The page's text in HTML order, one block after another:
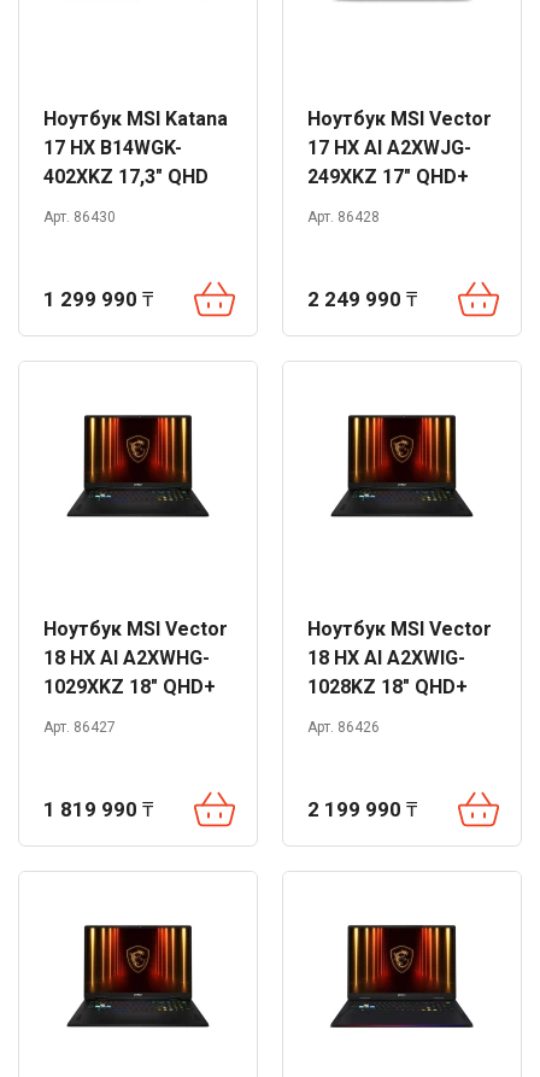
Ноутбук MSI Katana
17 HX B14WGK-
402XKZ 17,3" QHD
240Hz i9-14900HX
Арт. 86430
1 299 990 ₸
Ноутбук MSI Vector
17 HX AI A2XWJG-
249XKZ 17" QHD+
240Hz Ultra 9 275HX
Арт. 86428
2 249 990 ₸
Ноутбук MSI Vector
18 HX AI A2XWHG-
1029XKZ 18" QHD+
240Hz Ultra 9 275HX
Арт. 86427
1 819 990 ₸
Ноутбук MSI Vector
18 HX AI A2XWIG-
1028KZ 18" QHD+
240Hz Ultra 9 275HX
Арт. 86426
2 199 990 ₸